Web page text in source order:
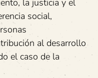
la justicia y el
social,
al desarrollo
el caso de la